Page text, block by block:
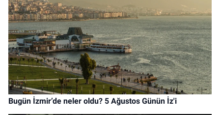
Bugün İzmir’de neler oldu? 5 Ağustos Günün İz'i